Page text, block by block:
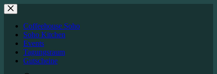
Zum
Inhalt
springenCoffeehouse Soho
Soho Kitchen
Events
Tagungsraum
Gutscheine